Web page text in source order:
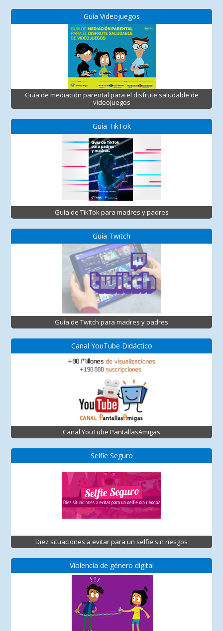
Guía Videojuegos
Guía de mediación parental para el disfrute saludable de
videojuegos
Guía TikTok
Guía de TikTok para madres y padres
Guía Twitch
Guía de Twitch para madres y padres
Canal YouTube Didáctico
Canal YouTube PantallasAmigas
Selfie Seguro
Diez situaciones a evitar para un selfie sin riesgos
Violencia de género digital